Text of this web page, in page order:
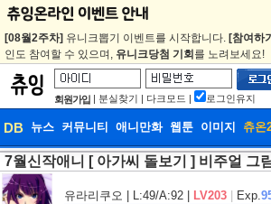
[08월2주차] 유니크뽑기 이벤트를 시작합니다. [참여하
인도 참여할 수 있으며, 유니크당첨 기회 를 노려보세요!
회원가입 | 분실찾기 | 다크모드 | 로그인유지
DB 뉴스 커뮤니티 애니만화 웹툰 이미지 츄온
DB 뉴스 커뮤니
웹툰 이미지 츄온2
7월신작애니 [ 아가씨 돌보기 ] 비주얼 그
유라리쿠오 | L:49/A:92 | LV203 Exp.